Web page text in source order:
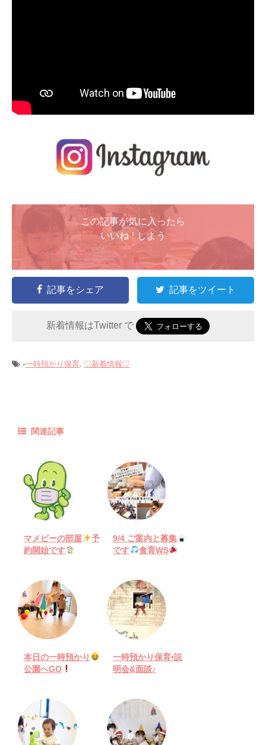
この記事が気に入ったら
いいね ! しよう
記事をシェア 記事をツイート
新着情報はTwitter で
-一時預かり保育, ♡新着情報♡
関連記事
マメピーの部屋
予
約開始です
9/4 ご案内と募集
です
食育WS
本日の一時預かり
公園へGO
一時預かり保育•説
明会&面談♪